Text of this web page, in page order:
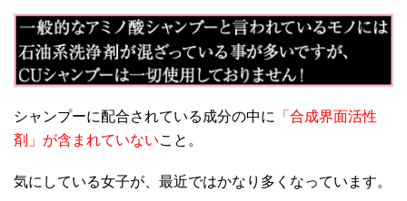
シャンプーに配合されている成分の中に
「合成界面活性
剤」が含まれていないこと。
気にしている女子が、最近ではかなり多くなっています。